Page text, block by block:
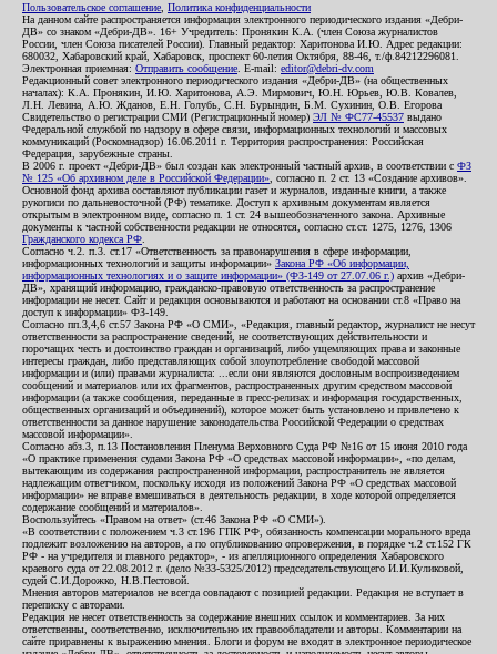
Пользовательское соглашение Политика конфиденциальности
На данном сайте распространяется информация электронного периодического издания «Дебри-
ДВ» со знаком «Дебри-ДВ». 16+ Учредитель: Пронякин К.А. (член Союза журналистов
России, член Союза писателей России). Главный редактор: Харитонова И.Ю. Адрес редакции:
680032, Хабаровский край, Хабаровск, проспект 60-летия Октября, 88-46, т./ф.84212296081.
Электронная приемная: Отправить сообщение . E-mail: editor@debri-dv.com
Редакционный совет электронного периодического издания «Дебри-ДВ» (на общественных
началах): К.А. Пронякин, И.Ю. Харитонова, А.Э. Мирмович, Ю.Н. Юрьев, Ю.В. Ковалев,
Л.Н. Левина, А.Ю. Жданов, Е.Н. Голубь, С.Н. Бурындин, Б.М. Сухинин, О.В. Егорова
Свидетельство о регистрации СМИ (Регистрационный номер) ЭЛ № ФС77-45537 выдано
Федеральной службой по надзору в сфере связи, информационных технологий и массовых
коммуникаций (Роскомнадзор) 16.06.2011 г. Территория распространения: Российская
Федерация, зарубежные страны.
В 2006 г. проект «Дебри-ДВ» был создан как электронный частный архив, в соответствии с ФЗ
№ 125 «Об архивном деле в Российской Федерации» , согласно п. 2 ст. 13 «Создание архивов».
Основной фонд архива составляют публикации газет и журналов, изданные книги, а также
рукописи по дальневосточной (РФ) тематике. Доступ к архивным документам является
открытым в электронном виде, согласно п. 1 ст. 24 вышеобозначенного закона. Архивные
документы к частной собственности редакции не относятся, согласно ст.ст. 1275, 1276, 1306
Гражданского кодекса РФ
Согласно ч.2. п.3. ст.17 «Ответственность за правонарушения в сфере информации,
информационных технологий и защиты информации» Закона РФ «Об информации,
информационных технологиях и о защите информации» (ФЗ-149 от 27.07.06 г.) архив «Дебри-
ДВ», хранящий информацию, гражданско-правовую ответственность за распространение
информации не несет. Сайт и редакция основываются и работают на основании ст.8 «Право на
доступ к информации» ФЗ-149.
Согласно пп.3,4,6 ст.57 Закона РФ «О СМИ», «Редакция, главный редактор, журналист не несут
ответственности за распространение сведений, не соответствующих действительности и
порочащих честь и достоинство граждан и организаций, либо ущемляющих права и законные
интересы граждан, либо представляющих собой злоупотребление свободой массовой
информации и (или) правами журналиста: ...если они являются дословным воспроизведением
сообщений и материалов или их фрагментов, распространенных другим средством массовой
информации (а также сообщения, переданные в пресс-релизах и информация государственных,
общественных организаций и объединений), которое может быть установлено и привлечено к
ответственности за данное нарушение законодательства Российской Федерации о средствах
массовой информации».
Согласно абз.3, п.13 Постановления Пленума Верховного Суда РФ №16 от 15 июня 2010 года
«О практике применения судами Закона РФ «О средствах массовой информации», «по делам,
вытекающим из содержания распространенной информации, распространитель не является
надлежащим ответчиком, поскольку исходя из положений Закона РФ «О средствах массовой
информации» не вправе вмешиваться в деятельность редакции, в ходе которой определяется
содержание сообщений и материалов».
Воспользуйтесь «Правом на ответ» (ст.46 Закона РФ «О СМИ»).
«В соответствии с положением ч.3 ст.196 ГПК РФ, обязанность компенсации морального вреда
подлежит возложению на авторов, а по опубликованию опровержения, в порядке ч.2 ст.152 ГК
РФ - на учредителя и главного редактор», - из апелляционного определения Хабаровского
краевого суда от 22.08.2012 г. (дело №33-5325/2012) председательствующего И.И.Куликовой,
судей С.И.Дорожко, Н.В.Пестовой.
Мнения авторов материалов не всегда совпадают с позицией редакции. Редакция не вступает в
переписку с авторами.
Редакция не несет ответственность за содержание внешних ссылок и комментариев. За них
ответственны, соответственно, исключительно их правообладатели и авторы. Комментарии на
сайте приравнены к выражению мнения. Блоги и форум не входят в электронное периодическое